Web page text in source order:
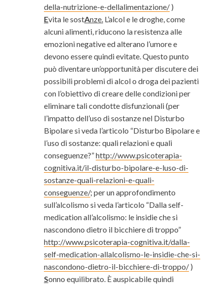
della-nutrizione-e-dellalimentazione/)
Evita le sostAnze.L’alcol e le droghe, come
alcuni alimenti, riducono la resistenza alle
emozioni negative ed alterano l’umore e
devono essere quindi evitate. Questo punto
può diventare un’opportunità per discutere dei
possibili problemi di alcol o droga dei pazienti
con l’obiettivo di creare delle condizioni per
eliminare tali condotte disfunzionali (per
l’impatto dell’uso di sostanze nel Disturbo
Bipolare si veda l’articolo “Disturbo Bipolare e
l’uso di sostanze: quali relazioni e quali
conseguenze?”http://www.psicoterapia-
cognitiva.it/il-disturbo-bipolare-e-luso-di-
sostanze-quali-relazioni-e-quali-
conseguenze/; per un approfondimento
sull’alcolismo si veda l’articolo “Dalla self-
medication all’alcolismo: le insidie che si
nascondono dietro il bicchiere di troppo”
http://www.psicoterapia-cognitiva.it/dalla-
self-medication-allalcolismo-le-insidie-che-si-
nascondono-dietro-il-bicchiere-di-troppo/)
Sonno equilibrato. È auspicabile quindi